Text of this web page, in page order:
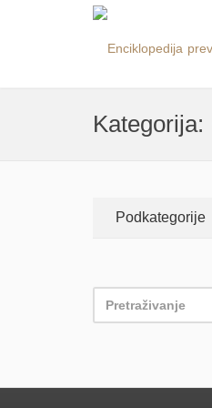
Kategorija:
Podkategorije